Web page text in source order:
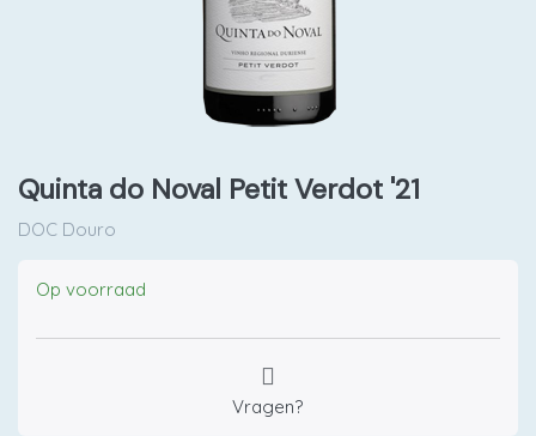
Quinta do Noval Petit Verdot '21
DOC Douro
Op voorraad
Vragen?